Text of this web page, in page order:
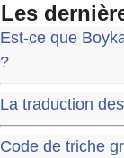
Les
Est-ce que
?
La traduction
Code de triche